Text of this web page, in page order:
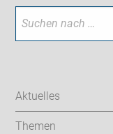
Aktuelles
Themen